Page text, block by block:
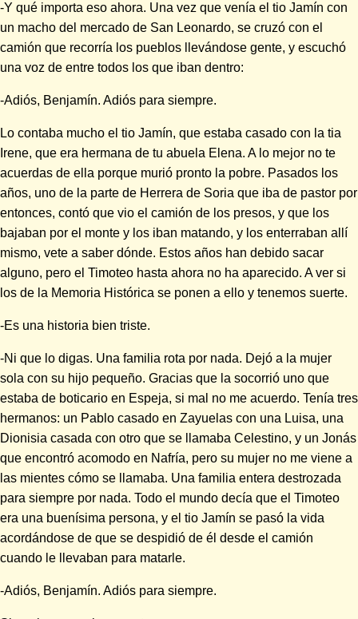
-Y qué importa eso ahora. Una vez que venía el tio Jamín con
un macho del mercado de San Leonardo, se cruzó con el
camión que recorría los pueblos llevándose gente, y escuchó
una voz de entre todos los que iban dentro:
-Adiós, Benjamín. Adiós para siempre.
Lo contaba mucho el tio Jamín, que estaba casado con la tia
Irene, que era hermana de tu abuela Elena. A lo mejor no te
acuerdas de ella porque murió pronto la pobre. Pasados los
años, uno de la parte de Herrera de Soria que iba de pastor por
entonces, contó que vio el camión de los presos, y que los
bajaban por el monte y los iban matando, y los enterraban allí
mismo, vete a saber dónde. Estos años han debido sacar
alguno, pero el Timoteo hasta ahora no ha aparecido. A ver si
los de la Memoria Histórica se ponen a ello y tenemos suerte.
-Es una historia bien triste.
-Ni que lo digas. Una familia rota por nada. Dejó a la mujer
sola con su hijo pequeño. Gracias que la socorrió uno que
estaba de boticario en Espeja, si mal no me acuerdo. Tenía tres
hermanos: un Pablo casado en Zayuelas con una Luisa, una
Dionisia casada con otro que se llamaba Celestino, y un Jonás
que encontró acomodo en Nafría, pero su mujer no me viene a
las mientes cómo se llamaba. Una familia entera destrozada
para siempre por nada. Todo el mundo decía que el Timoteo
era una buenísima persona, y el tio Jamín se pasó la vida
acordándose de que se despidió de él desde el camión
cuando le llevaban para matarle.
-Adiós, Benjamín. Adiós para siempre.